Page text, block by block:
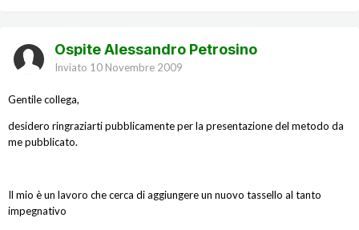
Ospite Alessandro Petrosino
Inviato 10 Novembre 2009
Gentile collega,
desidero ringraziarti pubblicamente per la presentazione del metodo da
me pubblicato.
Il mio è un lavoro che cerca di aggiungere un nuovo tassello al tanto
impegnativo